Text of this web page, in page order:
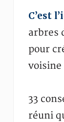
C’est
arbres
pour
voisine
33
réuni